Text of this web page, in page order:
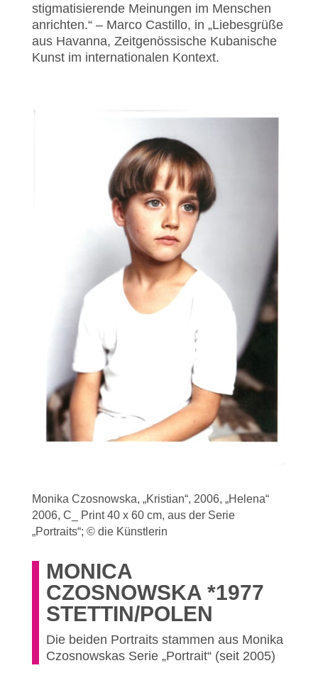
stigmatisierende Meinungen im Menschen
anrichten.“ – Marco Castillo, in „Liebesgrüße
aus Havanna, Zeitgenössische Kubanische
Kunst im internationalen Kontext.
Monika Czosnowska, „Kristian“, 2006, „Helena“
2006, C_ Print 40 x 60 cm, aus der Serie
„Portraits“; © die Künstlerin
MONICA
CZOSNOWSKA *1977
STETTIN/POLEN
Die beiden Portraits stammen aus Monika
Czosnowskas Serie „Portrait“ (seit 2005)